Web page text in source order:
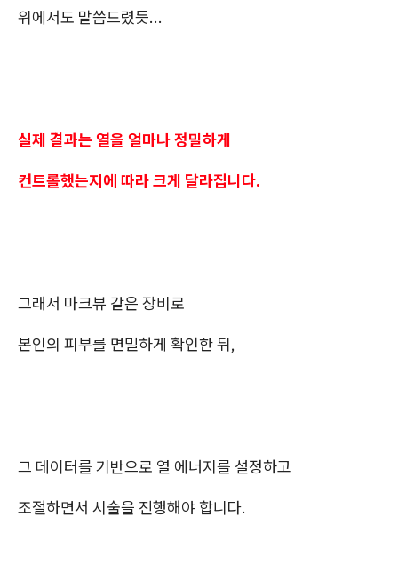
위에서도 말씀드렸듯...
실제 결과는 열을 얼마나 정밀하게
컨트롤했는지에 따라 크게 달라집니다.
그래서 마크뷰 같은 장비로
본인의 피부를 면밀하게 확인한 뒤,
그 데이터를 기반으로 열 에너지를 설정하고
조절하면서 시술을 진행해야 합니다.